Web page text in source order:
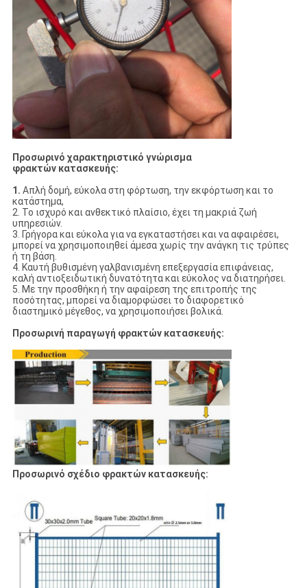
Προσωρινό χαρακτηριστικό γνώρισμα
φρακτών κατασκευής:
1. Απλή δομή, εύκολα στη φόρτωση, την εκφόρτωση και το
κατάστημα,
2. Το ισχυρό και ανθεκτικό πλαίσιο, έχει τη μακριά ζωή
υπηρεσιών.
3. Γρήγορα και εύκολα για να εγκαταστήσει και να αφαιρέσει,
μπορεί να χρησιμοποιηθεί άμεσα χωρίς την ανάγκη τις τρύπες
ή τη βάση.
4. Καυτή βυθισμένη γαλβανισμένη επεξεργασία επιφάνειας,
καλή αντιοξειδωτική δυνατότητα και εύκολος να διατηρήσει.
5. Με την προσθήκη ή την αφαίρεση της επιτροπής της
ποσότητας, μπορεί να διαμορφώσει το διαφορετικό
διαστημικό μέγεθος, να χρησιμοποιήσει βολικά.
Προσωρινή παραγωγή φρακτών κατασκευής:
Προσωρινό σχέδιο φρακτών κατασκευής: